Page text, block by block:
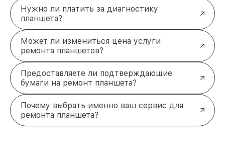
Нужно ли платить за диагностику
планшета?
Может ли измениться цена услуги
ремонта планшетов?
Предоставляете ли подтверждающие
бумаги на ремонт планшета?
Почему выбрать именно ваш сервис для
ремонта планшета?